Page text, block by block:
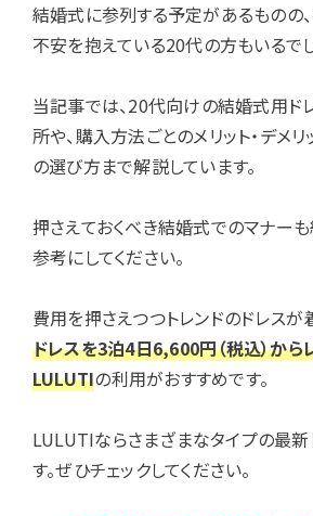
結婚式に参列する予定があるものの
不安を抱えている20代の方もいるでし
当記事では、20代向けの結婚式用ド
所や、購入方法ごとのメリット・デメリ
の選び方まで解説しています。
押さえておくべき結婚式でのマナー
参考にしてください。
費用を押さえつつトレンドのドレスが
ドレスを3泊4日6,600円（税込）から
LULUTIの利用がおすすめです。
LULUTIならさまざまなタイプの最新
す。ぜひチェックしてください。